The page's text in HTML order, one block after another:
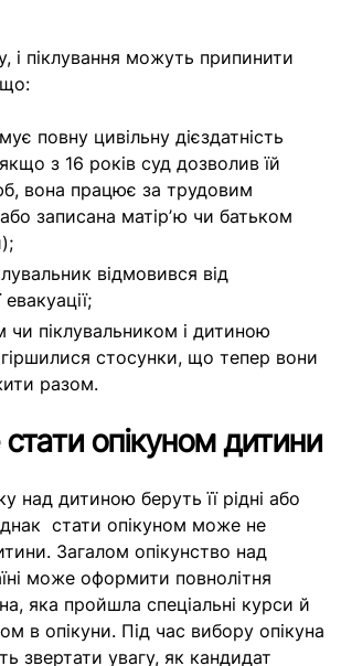
і піклування можуть припинити
повну цивільну дієздатність
з 16 років суд дозволив їй
вона працює за трудовим
записана матірʼю чи батьком
відмовився від
чи піклувальником і дитиною
стосунки, що тепер вони
разом.
опікуном дитини
над дитиною беруть її рідні або
стати опікуном може не
Загалом опікунство над
може оформити повнолітня
яка пройшла спеціальні курси й
в опікуни. Під час вибору опікуна
звертати увагу, як кандидат